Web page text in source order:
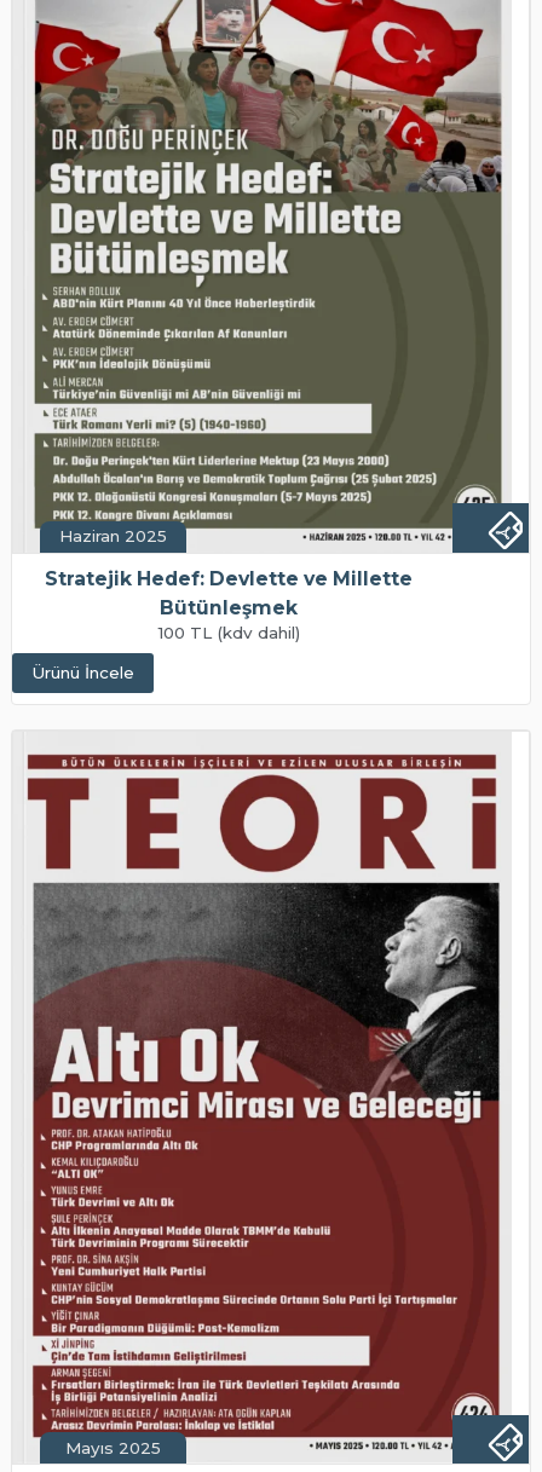
Haziran 2025
Stratejik Hedef: Devlette ve Millette
Bütünleşmek
100 TL (kdv dahil)
Ürünü İncele
Mayıs 2025